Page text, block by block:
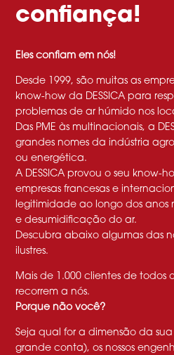
confiança!
Eles confiam em nós!
Desde 1999, são muitas as
know-how da DESSICA para
problemas de ar húmido nos
Das PME às multinacionais, a
grandes nomes da indústria
ou energética.
A DESSICA provou o seu know-
empresas francesas e
legitimidade ao longo dos
e desumidificação do ar.
Descubra abaixo algumas das
ilustres.
Mais de 1.000 clientes de todos
recorrem a nós.
Porque não você?
Seja qual for a dimensão da sua
grande conta), os nossos